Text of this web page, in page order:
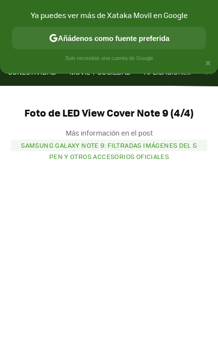
CONECTIVIDAD MÓVIL Y SOCIEDAD APLICACIONES
Foto de LED View Cover Note 9 (4/4)
Más información en el post
SAMSUNG GALAXY NOTE 9: FILTRADAS IMÁGENES DEL S
PEN Y OTROS ACCESORIOS OFICIALES
×
Ya puedes ver más de Xataka Movil en Google
Añádenos como fuente preferida
Solo necesitas una cuenta de Google